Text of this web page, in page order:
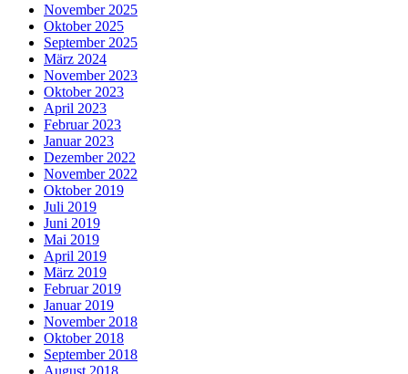
November 2025
Oktober 2025
September 2025
März 2024
November 2023
Oktober 2023
April 2023
Februar 2023
Januar 2023
Dezember 2022
November 2022
Oktober 2019
Juli 2019
Juni 2019
Mai 2019
April 2019
März 2019
Februar 2019
Januar 2019
November 2018
Oktober 2018
September 2018
August 2018